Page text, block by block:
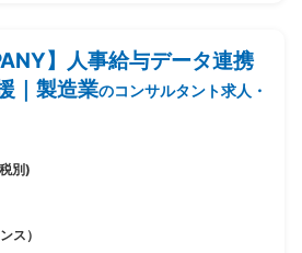
】人事給与データ連携
｜製造業のコンサルタント求人・
別)
ス）